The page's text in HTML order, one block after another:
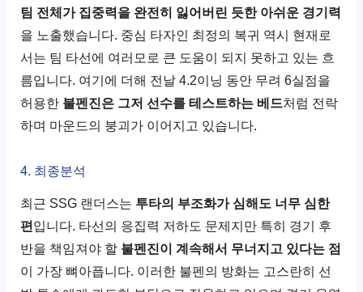
팀 전체가 집중력을 완전히 잃어버린 듯한 아쉬운 경기력
을 노출했습니다. 중심 타자인 최정의 복귀 역시 현재로
서는 팀 타선에 여러모로 큰 도움이 되지 못하고 있는 흐
름입니다. 여기에 더해 전날 4.2이닝 동안 무려 6실점을
허용한 불펜진은 그저 선수를 테스트하는 베드처럼 전락
하며 마운드의 붕괴가 이어지고 있습니다.
4. 최종분석
최근 SSG 랜더스는 투타의 부조화가 심해도 너무 심한
편입니다. 타선의 응집력 저하도 문제지만 특히 경기 후
반을 책임져야 할 불펜진이 계속해서 무너지고 있다는 점
이 가장 뼈아픕니다. 이러한 불펜의 방화는 고스란히 선